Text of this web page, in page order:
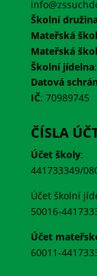
Školní
Mateřská
Mateřská
Školní jídelna
Datová
IČ: 70989745
ČÍSLA
Účet školy:
441733349/
Účet školní
50016-
Účet
60011-